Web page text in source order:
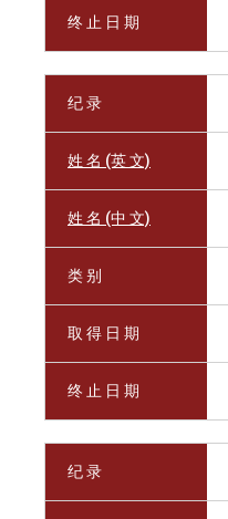
终 止 日 期
纪 录
姓 名 (英 文)
姓 名 (中 文)
类 别
取 得 日 期
终 止 日 期
纪 录